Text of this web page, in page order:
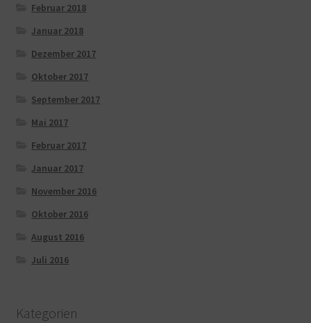
Februar 2018
Januar 2018
Dezember 2017
Oktober 2017
September 2017
Mai 2017
Februar 2017
Januar 2017
November 2016
Oktober 2016
August 2016
Juli 2016
Kategorien